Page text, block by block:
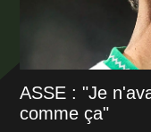
ASSE : "Je
comme ça"